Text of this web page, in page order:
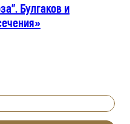
Булгаков и